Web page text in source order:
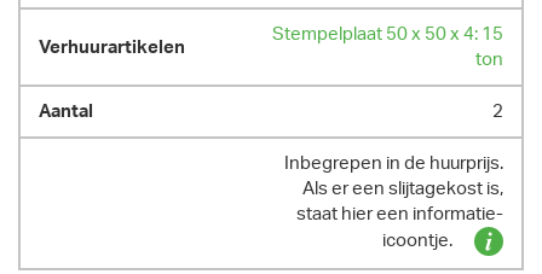
Stempelplaat 50 x 50 x 4: 15
ton
2
Inbegrepen in de huurprijs.
Als er een slijtagekost is,
staat hier een informatie-
icoontje.